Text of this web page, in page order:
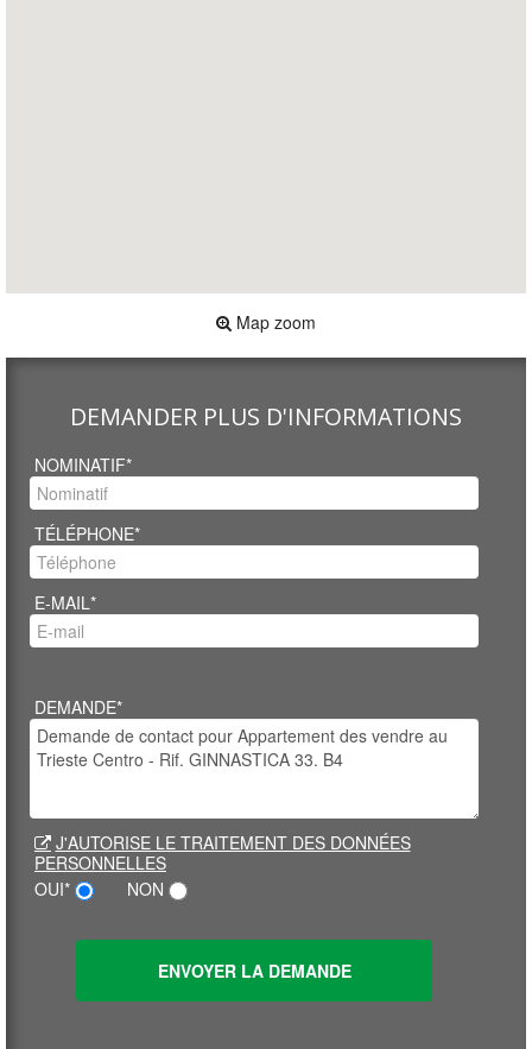
Map zoom
DEMANDER PLUS D'INFORMATIONS
NOMINATIF*
TÉLÉPHONE*
E-MAIL*
DEMANDE*
J'AUTORISE LE TRAITEMENT DES DONNÉES
PERSONNELLES
OUI*
NON